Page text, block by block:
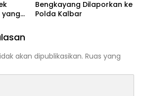
yang
Bengkayang Dilaporkan ke
Polda Kalbar
akan dipublikasikan. Ruas yang